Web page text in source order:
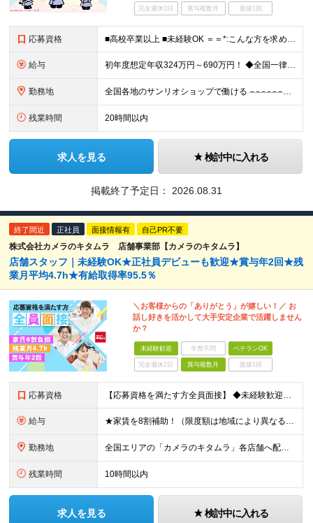
完全週休2日 賞与複数月 面接1回
応募資格 ■高校卒業以上 ■未経験OK ＝＝*:こんな方を求めています！:*＝＝ ◇サンリオのキャラクターが好きな方 ◇自分のアイデアを店舗づくりに活かしたい方 ◇仕事を通してお客さまを笑顔にしたい方 ◇キャ
給与 初年度想定年収324万円～690万円！ ◆全国一律 月給230,000円～＋賞与＋通勤手当＋役職手当＋時間外手当 《手当充実！》 ＊昇給/年1回 ＊賞与/年2回（7月/12月） ＊通勤手当：交通費
勤務地 全国各地のサンリオショップで働ける ⌢⌢⌢⌢⌢⌢⌢⌢⌢⌢⌢⌢⌢⌢⌢⌢⌢⌢・.☆ ★詳細の勤務地はご本人の希望と面接を通じて決定いたします。 【募集エリア】 関東・関西（大阪・京都）・中部・九州 ※
残業時間 20時間以内
求人を見る 検討中に入れる
掲載終了予定日： 2026.08.31
終了間近 正社員 面接情報有 自己PR不要
株式会社カメラのキタムラ 店舗事業部【カメラのキタムラ】
店舗スタッフ｜未経験OK★正社員デビューも歓迎★賞与年2回★残
業月平均4.7h★有給取得率95.5％
＼お客様からの「ありがとう」が嬉しい！／ お
話し好きを活かして大手安定企業で活躍しません
か？
未経験歓迎 学歴不問 ベテランOK
完全週休2日 賞与複数月 面接1回
応募資格 【応募資格を満たす方全員面接】 ◆未経験歓迎！活躍のフィールドは全国！ ◆高卒以上 ◆第二新卒も活躍中 ◆35歳以下の方（若年層の長期キャリア形成を図るため）
給与 ★家賃を8割補助！（限度額は地域により異なる） ※転勤による引っ越しが発生する場合 ＝＝＝＝＝＝＝＝＝＝＝＝＝＝＝＝＝＝＝＝＝＝＝ 例えば、家賃7.5万円なら6万円は会社で負担。 あなたが支払うのは、
勤務地 全国エリアの「カメラのキタムラ」各店舗へ配属となります ※最初の配属先は希望を最大限考慮した上で決定します ▼詳しい勤務地住所は下記URLをご確認ください。 https://sss.kitamur
残業時間 10時間以内
求人を見る 検討中に入れる